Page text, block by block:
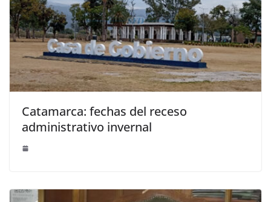
Catamarca: fechas del receso
administrativo invernal